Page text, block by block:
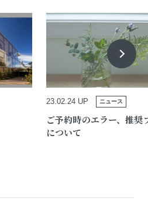
23.02.24 UP ニュース
ご予約時のエラー、推奨
について